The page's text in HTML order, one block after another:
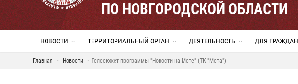
ПО НОВГОРОДСКОЙ ОБЛАСТИ
НОВОСТИ ТЕРРИТОРИАЛЬНЫЙ ОРГАН ДЕЯТЕЛЬНОСТЬ ДЛЯ ГРАЖДАН
Главная Новости Телесюжет программы "Новости на Мсте" (ТК "Мста")